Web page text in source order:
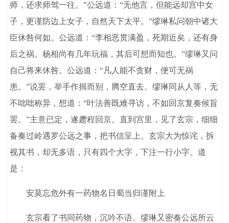
师，还求师驾一往。”公远道：“无他言，但能远却宫中女
子，更谨防边上女子，自然天下太平。”缪琳私问朝中诸大
臣休咎何如。公远道：“李相恶贯满盈，死期近矣，还有身
后之祸。杨相尚有几年玩福，其后可想而知也。”缪琳又问
自己将来休咎。公远道：“凡人能不贪财，便可无祸
患。”说罢，举手作揖而别，腾空直去。缪琳同从人等，无
不咄咄称异，想道：“叶法善既难寻访，不如回京复奏候旨
罢。”主意已定，遂趱程回京。直到宫里，见了玄宗，细细
备奏过岭遇罗公远之事，把书信呈上。玄宗大为惊诧，拆
视其书，却无多语，只有四个大字，下注一行小字。道
是：
安莫忘危外有一药物名日蜀当归谨附上
玄宗看了书同药物，沉吟不语。缪琳又密奏公远所云